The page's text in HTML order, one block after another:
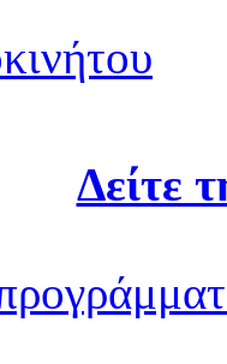
Δείτε